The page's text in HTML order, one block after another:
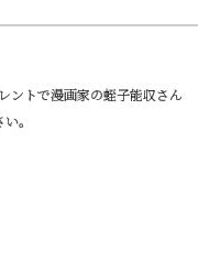
ントで漫画家の蛭子能収さん
。